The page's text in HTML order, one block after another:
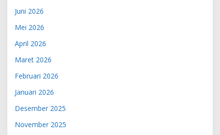
Juni 2026
Mei 2026
April 2026
Maret 2026
Februari 2026
Januari 2026
Desember 2025
November 2025